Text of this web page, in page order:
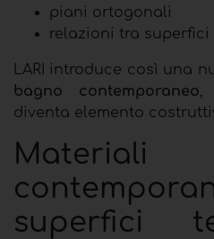
piani ortogonali
relazioni tra superfici
LARI introduce così una
bagno contemporaneo,
diventa elemento
superfici